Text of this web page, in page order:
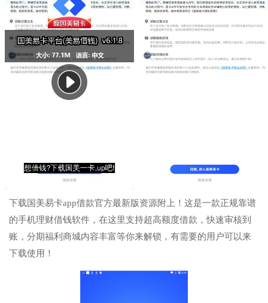
下载国美易卡app借款官方最新版资源附上！这是一款正规靠谱
的手机理财借钱软件，在这里支持超高额度借款，快速审核到
账，分期福利商城内容丰富等你来解锁，有需要的用户可以来
下载使用！